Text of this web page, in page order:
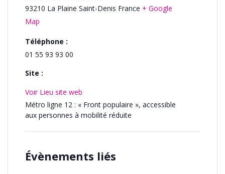
93210 La Plaine Saint-Denis France + Google
Map
Téléphone :
01 55 93 93 00
Site :
Voir Lieu site web
Métro ligne 12 : « Front populaire », accessible
aux personnes à mobilité réduite
Évènements liés